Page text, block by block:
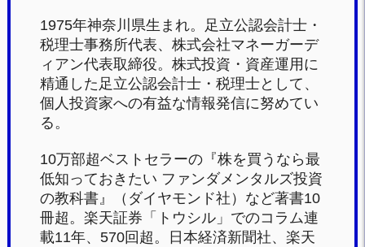
1975年神奈川県生まれ。足立公認会計士・
税理士事務所代表、株式会社マネーガーデ
ィアン代表取締役。株式投資・資産運用に
精通した足立公認会計士・税理士として、
個人投資家への有益な情報発信に努めてい
る。
10万部超ベストセラーの『株を買うなら最
低知っておきたい ファンダメンタルズ投資
の教科書』（ダイヤモンド社）など著書10
冊超。楽天証券「トウシル」でのコラム連
載11年、570回超。日本経済新聞社、楽天